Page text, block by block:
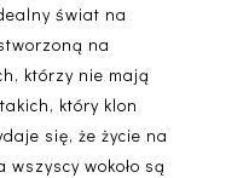
świat na
na
którzy nie mają
który klon
się, że życie na
wokoło są